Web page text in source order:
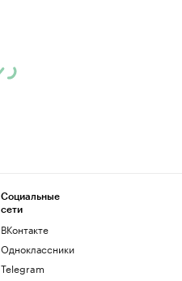
Социальные
сети
ВКонтакте
Одноклассники
Telegram